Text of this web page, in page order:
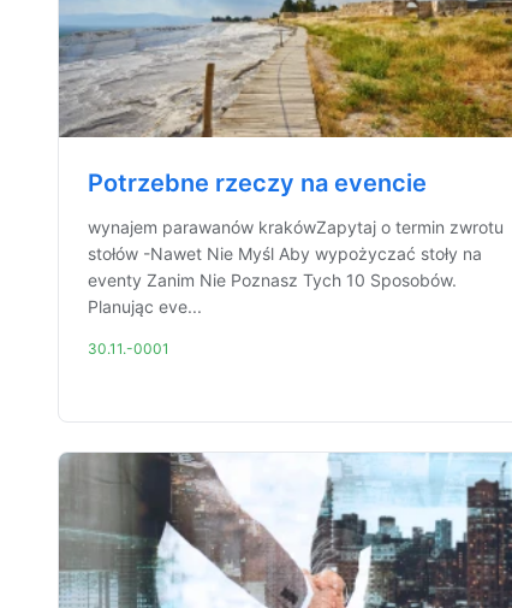
Potrzebne rzeczy na evencie
wynajem parawanów krakówZapytaj o termin zwrotu
stołów -Nawet Nie Myśl Aby wypożyczać stoły na
eventy Zanim Nie Poznasz Tych 10 Sposobów.
Planując eve...
30.11.-0001